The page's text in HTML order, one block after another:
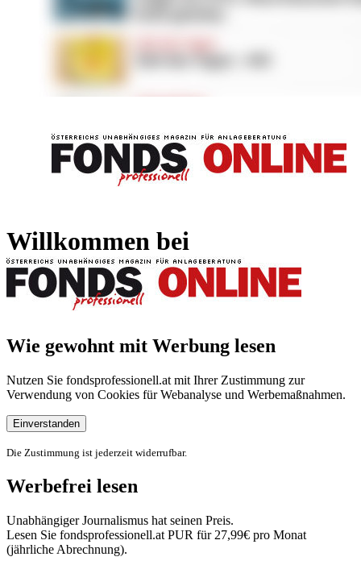
Willkommen bei
Wie gewohnt mit Werbung lesen
Nutzen Sie fondsprofessionell.at mit Ihrer Zustimmung zur
Verwendung von Cookies für Webanalyse und Werbemaßnahmen.
Einverstanden
Die Zustimmung ist jederzeit widerrufbar.
Werbefrei lesen
Unabhängiger Journalismus hat seinen Preis.
Lesen Sie fondsprofessionell.at PUR für 27,99€ pro Monat
(jährliche Abrechnung).